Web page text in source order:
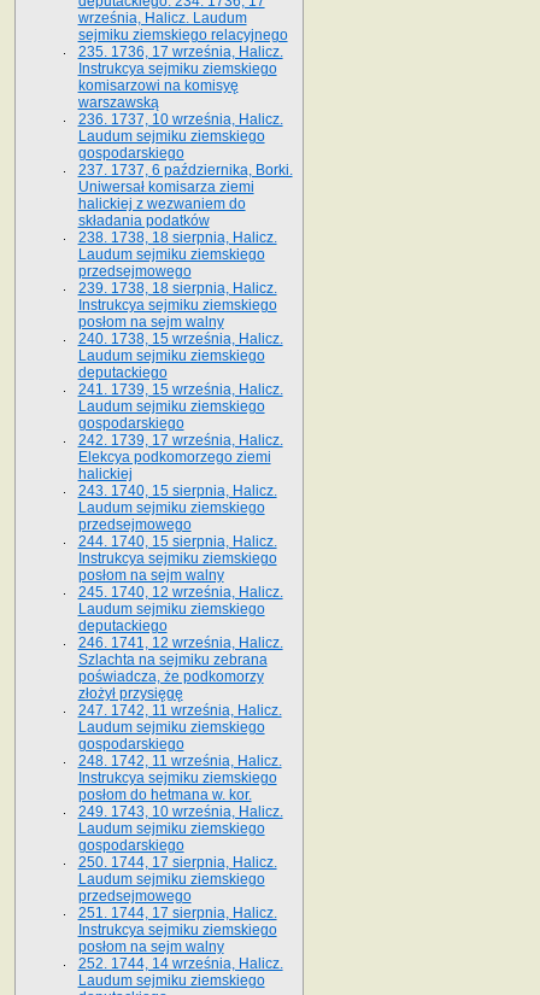
września, Halicz. Laudum
sejmiku ziemskiego relacyjnego
235. 1736, 17 września, Halicz.
Instrukcya sejmiku ziemskiego
komisarzowi na komisyę
warszawską
236. 1737, 10 września, Halicz.
Laudum sejmiku ziemskiego
gospodarskiego
237. 1737, 6 października, Borki.
Uniwersał komisarza ziemi
halickiej z wezwaniem do
składania podatków
238. 1738, 18 sierpnia, Halicz.
Laudum sejmiku ziemskiego
przedsejmowego
239. 1738, 18 sierpnia, Halicz.
Instrukcya sejmiku ziemskiego
posłom na sejm walny
240. 1738, 15 września, Halicz.
Laudum sejmiku ziemskiego
deputackiego
241. 1739, 15 września, Halicz.
Laudum sejmiku ziemskiego
gospodarskiego
242. 1739, 17 września, Halicz.
Elekcya podkomorzego ziemi
halickiej
243. 1740, 15 sierpnia, Halicz.
Laudum sejmiku ziemskiego
przedsejmowego
244. 1740, 15 sierpnia, Halicz.
Instrukcya sejmiku ziemskiego
posłom na sejm walny
245. 1740, 12 września, Halicz.
Laudum sejmiku ziemskiego
deputackiego
246. 1741, 12 września, Halicz.
Szlachta na sejmiku zebrana
poświadcza, że podkomorzy
złożył przysięgę
247. 1742, 11 września, Halicz.
Laudum sejmiku ziemskiego
gospodarskiego
248. 1742, 11 września, Halicz.
Instrukcya sejmiku ziemskiego
posłom do hetmana w. kor.
249. 1743, 10 września, Halicz.
Laudum sejmiku ziemskiego
gospodarskiego
250. 1744, 17 sierpnia, Halicz.
Laudum sejmiku ziemskiego
przedsejmowego
251. 1744, 17 sierpnia, Halicz.
Instrukcya sejmiku ziemskiego
posłom na sejm walny
252. 1744, 14 września, Halicz.
Laudum sejmiku ziemskiego